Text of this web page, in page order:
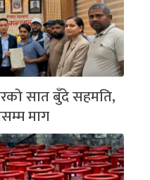
सात बुँदे सहमति,
माग